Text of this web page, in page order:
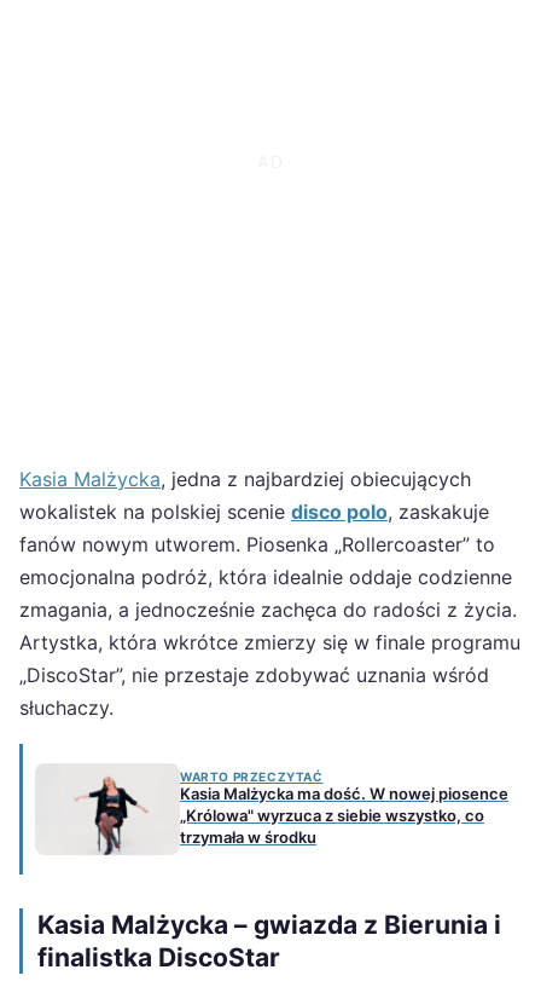
Kasia Malżycka, jedna z najbardziej obiecujących
wokalistek na polskiej scenie disco polo, zaskakuje
fanów nowym utworem. Piosenka „Rollercoaster” to
emocjonalna podróż, która idealnie oddaje codzienne
zmagania, a jednocześnie zachęca do radości z życia.
Artystka, która wkrótce zmierzy się w finale programu
„DiscoStar”, nie przestaje zdobywać uznania wśród
słuchaczy.
WARTO PRZECZYTAĆ
Kasia Malżycka ma dość. W nowej piosence
„Królowa" wyrzuca z siebie wszystko, co
trzymała w środku
Kasia Malżycka – gwiazda z Bierunia i
finalistka DiscoStar